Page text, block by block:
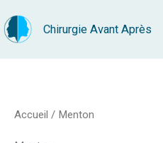
au
Chirurgie Avant Après
Accueil / Menton